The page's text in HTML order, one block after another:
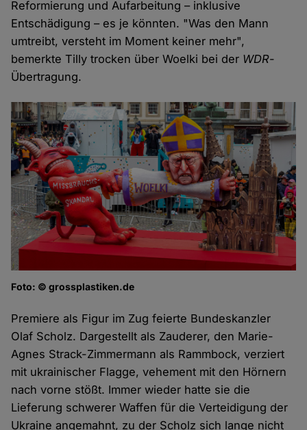
Reformierung und Aufarbeitung – inklusive
Entschädigung – es je könnten. "Was den Mann
umtreibt, versteht im Moment keiner mehr",
bemerkte Tilly trocken über Woelki bei der WDR-
Übertragung.
Foto: © grossplastiken.de
Premiere als Figur im Zug feierte Bundeskanzler
Olaf Scholz. Dargestellt als Zauderer, den Marie-
Agnes Strack-Zimmermann als Rammbock, verziert
mit ukrainischer Flagge, vehement mit den Hörnern
nach vorne stößt. Immer wieder hatte sie die
Lieferung schwerer Waffen für die Verteidigung der
Ukraine angemahnt, zu der Scholz sich lange nicht